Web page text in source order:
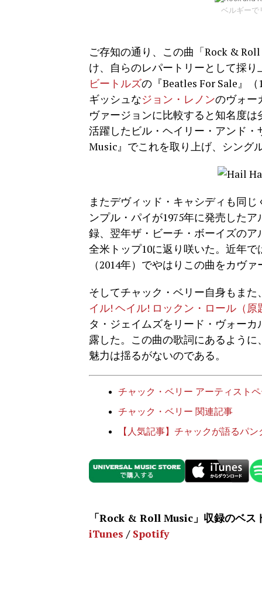
ベルギー
ご存知の通り、この曲「Rock &
け、自らのレパートリーとして採
ビートルズの『Beatles For Sale』
ギッシュなジョン・レノンのヴォー
ヴァージョンに比較すると知名度
活躍したビル・ヘイリー・アンド
Music』でこれを取り上げ、シング
またデヴィッド・キャシディも同
ンプル・パイが1975年に発売した
録、翌年ザ・ビーチ・ボーイズのア
全米トップ10に返り咲いた。近年で
（2014年）でやはりこの曲をカヴ
そしてチャック・ベリー自身もま
イル! ヘイル! ロックン・ロール（原
タ・ジェイムズをリード・ヴォー
露した。この曲の歌詞にあるよう
魅力は揺るがないのである。
チャック・ベリー アーティスト
チャック・ベリー 関連記事
【人気記事】チャックが語るパン
「Rock & Roll Music」収録のベ
iTunes / Spotify